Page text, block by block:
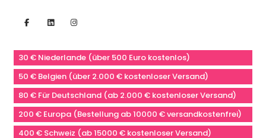
30 € Niederlande (über 500 Euro kostenlos)
50 € Belgien (über 2.000 € kostenloser Versand)
80 € Für Deutschland (ab 2.000 € kostenloser Versand)
200 € Europa (Bestellung ab 10000 € versandkostenfrei)
400 € Schweiz (ab 15000 € kostenloser Versand)